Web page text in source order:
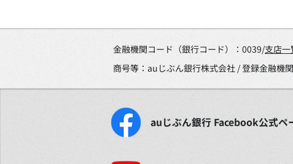
金融機関コード（銀行コード）：0039/支店一
商号等：auじぶん銀行株式会社 / 登録金融機
auじぶん銀行 Facebook公式ペ